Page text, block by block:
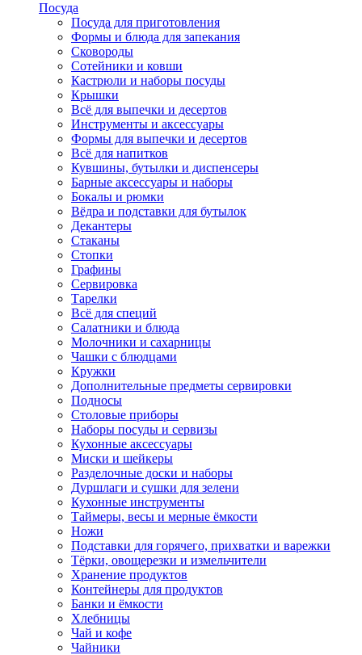
Посуда
Посуда для приготовления
Формы и блюда для запекания
Сковороды
Сотейники и ковши
Кастрюли и наборы посуды
Крышки
Всё для выпечки и десертов
Инструменты и аксессуары
Формы для выпечки и десертов
Всё для напитков
Кувшины, бутылки и диспенсеры
Барные аксессуары и наборы
Бокалы и рюмки
Вёдра и подставки для бутылок
Декантеры
Стаканы
Стопки
Графины
Сервировка
Тарелки
Всё для специй
Салатники и блюда
Молочники и сахарницы
Чашки с блюдцами
Кружки
Дополнительные предметы сервировки
Подносы
Столовые приборы
Наборы посуды и сервизы
Кухонные аксессуары
Миски и шейкеры
Разделочные доски и наборы
Дуршлаги и сушки для зелени
Кухонные инструменты
Таймеры, весы и мерные ёмкости
Ножи
Подставки для горячего, прихватки и варежки
Тёрки, овощерезки и измельчители
Хранение продуктов
Контейнеры для продуктов
Банки и ёмкости
Хлебницы
Чай и кофе
Чайники